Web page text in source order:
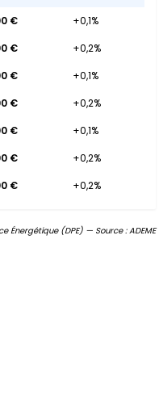
€
+0,1%
€
+0,2%
€
+0,1%
€
+0,2%
€
+0,1%
€
+0,2%
€ +0,2%
Énergétique (DPE) — Source : ADEME